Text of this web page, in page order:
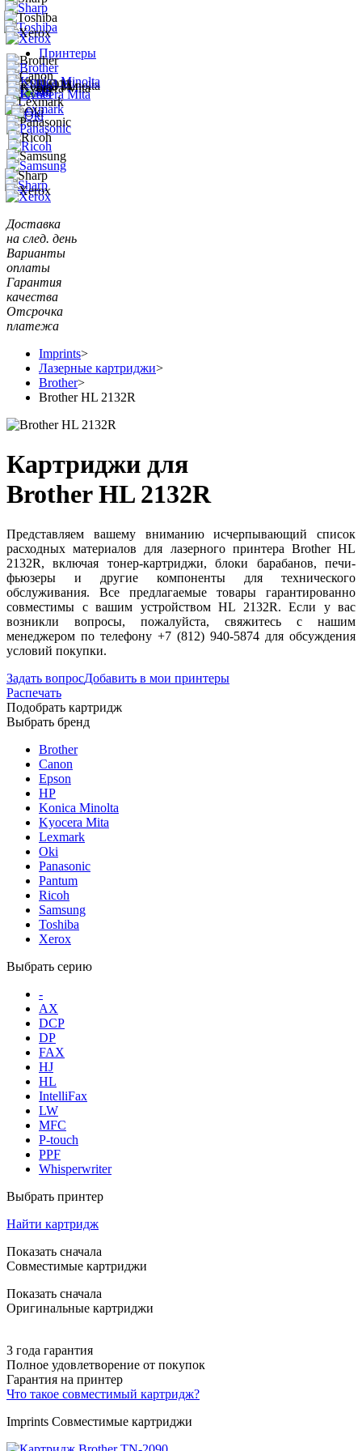
Принтеры
Доставка
на след. день
Варианты
оплаты
Гарантия
качества
Отсрочка
платежа
Imprints>
Лазерные картриджи>
Brother>
Brother HL 2132R
Картриджи для
Brother HL 2132R
Представляем вашему вниманию исчерпывающий список
расходных материалов для лазерного принтера Brother HL
2132R, включая тонер-картриджи, блоки барабанов, печи-
фьюзеры и другие компоненты для технического
обслуживания. Все предлагаемые товары гарантированно
совместимы с вашим устройством HL 2132R. Если у вас
возникли вопросы, пожалуйста, свяжитесь с нашим
менеджером по телефону +7 (812) 940-5874 для обсуждения
условий покупки.
Задать вопросДобавить в мои принтеры
Распечать
Подобрать картридж
Выбрать бренд
Brother
Canon
Epson
HP
Konica Minolta
Kyocera Mita
Lexmark
Oki
Panasonic
Pantum
Ricoh
Samsung
Toshiba
Xerox
Выбрать серию
-
AX
DCP
DP
FAX
HJ
HL
IntelliFax
LW
MFC
P-touch
PPF
Whisperwriter
Выбрать принтер
Найти картридж
Показать сначала
Совместимые картриджи
Показать сначала
Оригинальные картриджи
3 года гарантия
Полное удовлетворение от покупок
Гарантия на принтер
Что такое совместимый картридж?
Imprints Совместимые картриджи